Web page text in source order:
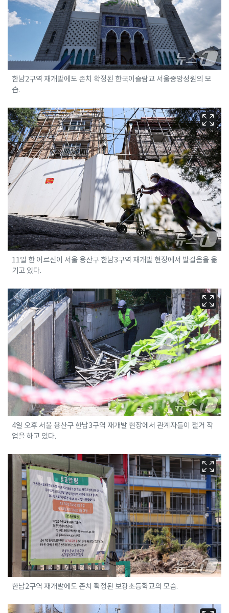
한남2구역 재개발에도 존치 확정된 한국이슬람교 서울중앙성원의 모
습.
11일 한 어르신이 서울 용산구 한남3구역 재개발 현장에서 발걸음을 옮
기고 있다.
4일 오후 서울 용산구 한남3구역 재개발 현장에서 관계자들이 철거 작
업을 하고 있다.
한남2구역 재개발에도 존치 확정된 보광초등학교의 모습.